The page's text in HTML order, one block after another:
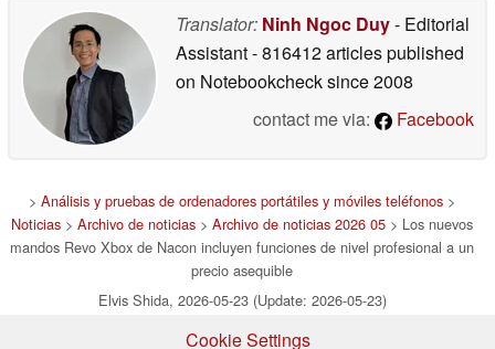
Translator: Ninh Ngoc Duy- Editorial
Assistant- 816412 articles published
on Notebookchecksince 2008
contact me via:
Facebook
> Análisis y pruebas de ordenadores portátiles y móviles teléfonos >
Noticias > Archivo de noticias > Archivo de noticias 2026 05 > Los nuevos
mandos Revo Xbox de Nacon incluyen funciones de nivel profesional a un
precio asequible
Elvis Shida, 2026-05-23 (Update: 2026-05-23)
Cookie Settings